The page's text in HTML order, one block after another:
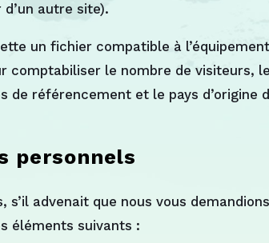
autre site).
un fichier compatible à l’équipement
comptabiliser le nombre de visiteurs,
référencement et le pays d’origine
personnels
advenait que nous vous
éléments suivants :